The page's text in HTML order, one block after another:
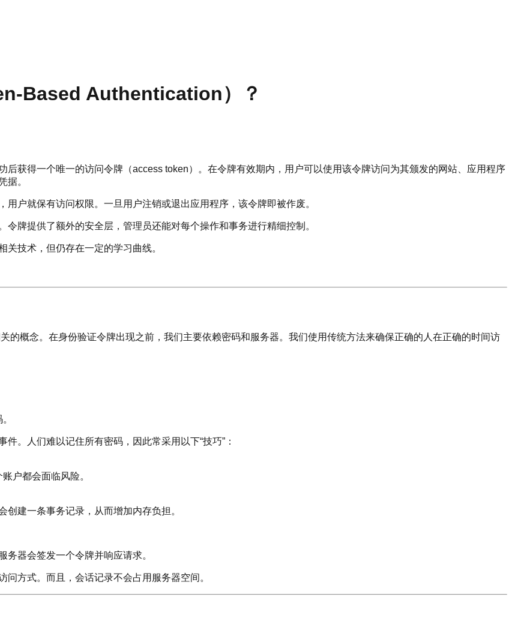
Based Authentication）？
获得一个唯一的访问令牌（access token）。在令牌有效期内，用户可以使用该令牌访问为其颁发的网站、应用程序
据。
户就保有访问权限。一旦用户注销或退出应用程序，该令牌即被作废。
牌提供了额外的安全层，管理员还能对每个操作和事务进行精细控制。
技术，但仍存在一定的学习曲线。
的概念。在身份验证令牌出现之前，我们主要依赖密码和服务器。我们使用传统方法来确保正确的人在正确的时间访
件。人们难以记住所有密码，因此常采用以下“技巧”：
户都会面临风险。
建一条事务记录，从而增加内存负担。
器会签发一个令牌并响应请求。
方式。而且，会话记录不会占用服务器空间。